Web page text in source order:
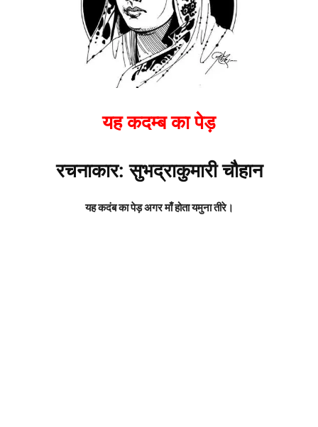
यह कदम्ब का पेड़
रचनाकार: सुभद्राकुमारी चौहान
यह कदंब का पेड़ अगर माँ होता यमुना तीरे।